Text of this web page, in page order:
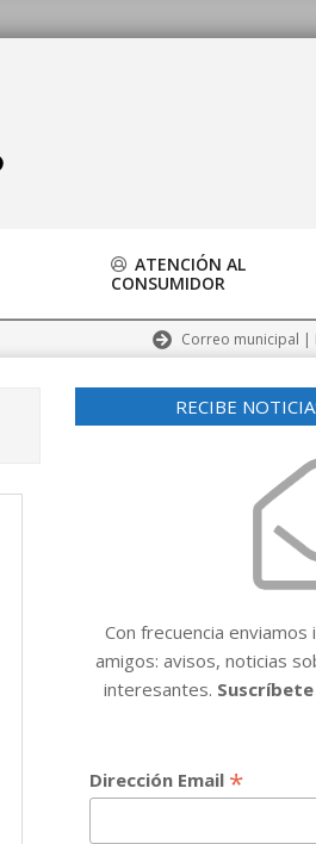
ATENCIÓN AL
CONSUMIDOR
Correo municipal |
RECIBE
Con frecuencia
amigos: avisos, noticias
interesantes.
Dirección Email *